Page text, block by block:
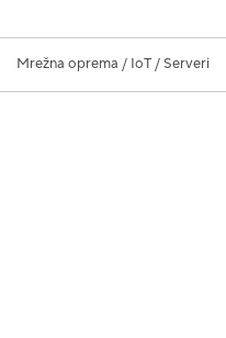
Mrežna oprema / IoT / Serveri